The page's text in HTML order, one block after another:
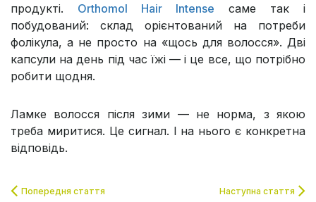
продукті. Orthomol Hair Intense саме так і
побудований: склад орієнтований на потреби
фолікула, а не просто на «щось для волосся». Дві
капсули на день під час їжі — і це все, що потрібно
робити щодня.
Ламке волосся після зими — не норма, з якою
треба миритися. Це сигнал. І на нього є конкретна
відповідь.
Попередня стаття Наступна стаття